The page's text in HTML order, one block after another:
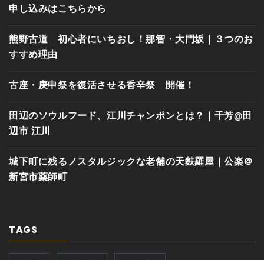
申し込みはこちらから
熊野古道 初心者にいちおし！那智・大門坂｜３つのお
すすめ理由
古座・庚申祭を復活させる香辛祭 開催！
田辺のソウルフード、江川チャンポンとは？｜千芳@田
辺市 江川
城下町に残るノスタルジックな老舗の天麩羅屋｜公楽＠
新宮市薬師町
TAGS